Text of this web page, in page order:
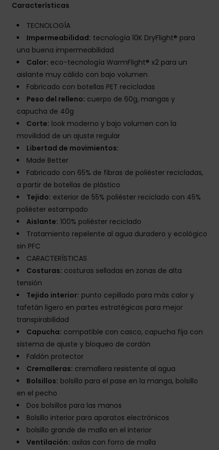
Características
TECNOLOGÍA
Impermeabilidad: tecnología 10K DryFlight® para
una buena impermeabilidad
Calor: eco-tecnología WarmFlight® x2 para un
aislante muy cálido con bajo volumen
Fabricado con botellas PET recicladas
Peso del relleno: cuerpo de 60g, mangas y
capucha de 40g
Corte: look moderno y bajo volumen con la
movilidad de un ajuste regular
Libertad de movimientos:
Made Better
Fabricado con 65% de fibras de poliéster recicladas,
a partir de botellas de plástico
Tejido: exterior de 55% poliéster reciclado con 45%
poliéster estampado
Aislante: 100% poliéster reciclado
Tratamiento repelente al agua duradero y ecológico
sin PFC
CARACTERÍSTICAS
Costuras: costuras selladas en zonas de alta
tensión
Tejido interior: punto cepillado para más calor y
tafetán ligero en partes estratégicas para mejor
transpirabilidad
Capucha: compatible con casco, capucha fija con
sistema de ajuste y bloqueo de cordón
Faldón protector
Cremalleras: cremallera resistente al agua
Bolsillos: bolsillo para el pase en la manga, bolsillo
en el pecho
Dos bolsillos para las manos
Bolsillo interior para aparatos electrónicos
bolsillo grande de malla en el interior
Ventilación: axilas con forro de malla